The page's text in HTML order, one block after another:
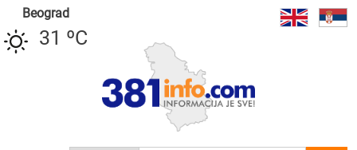
Beograd
31 ºC